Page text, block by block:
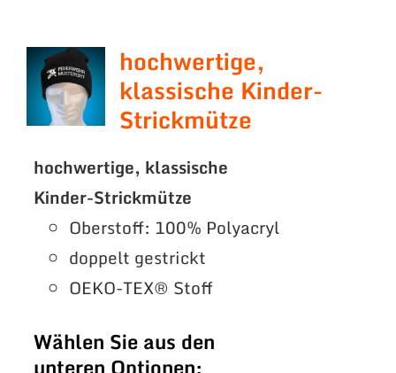
hochwertige,
klassische Kinder-
Strickmütze
hochwertige, klassische
Kinder-Strickmütze
Oberstoff: 100% Polyacryl
doppelt gestrickt
OEKO-TEX® Stoff
Wählen Sie aus den